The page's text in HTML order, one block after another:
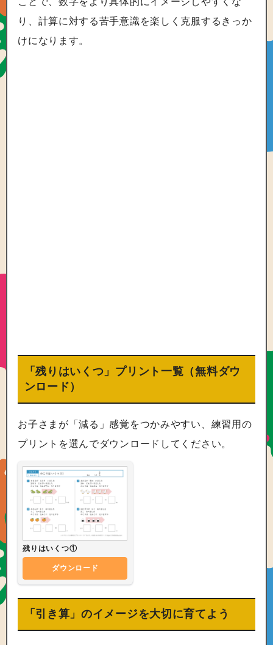
り、計算に対する苦手意識を楽しく克服するきっか
けになります。
「残りはいくつ」プリント一覧（無料ダウ
ンロード）
お子さまが「減る」感覚をつかみやすい、練習用の
プリントを選んでダウンロードしてください。
残りはいくつ①
ダウンロード
「引き算」のイメージを大切に育てよう